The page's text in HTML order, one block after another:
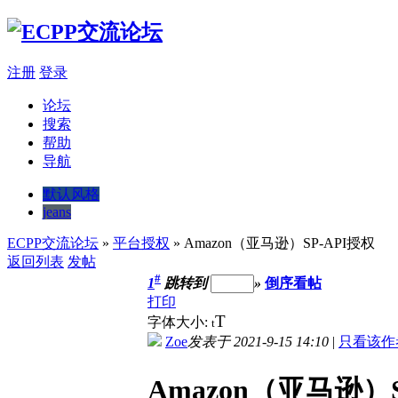
注册 登录
论坛
搜索
帮助
导航
默认风格
jeans
ECPP交流论坛 » 平台授权 » Amazon（亚马逊）SP-API授权
返回列表 发帖
1# 跳转到 » 倒序看帖
打印
字体大小: tT
Zoe发表于 2021-9-15 14:10 | 只看该
Amazon（亚马逊